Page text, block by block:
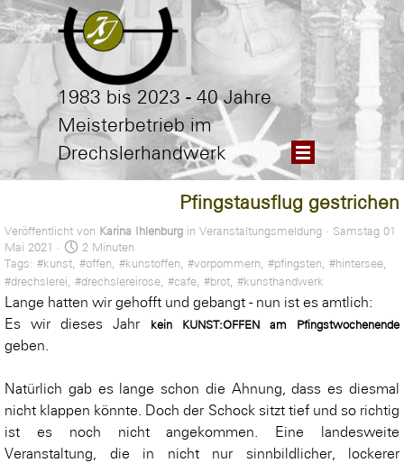
Direkt zum Seiteninhalt
Menü überspringen
1983 bis 2023 - 40 Jahre
Meisterbetrieb im
Drechslerhandwerk
Pfingstausflug gestrichen
Veröffentlicht von Karina Ihlenburg in Veranstaltungsmeldung · Samstag 01
Mai 2021 ·
2 Minuten
Tags: #kunst #offen #kunstoffen #vorpommern #pfingsten #hintersee
#drechslerei #drechslereirose #cafe #brot #kunsthandwerk
Lange hatten wir gehofft und gebangt - nun ist es amtlich:
Es wir dieses Jahr
kein KUNST:OFFEN am Pfingstwochenende
geben.
Natürlich gab es lange schon die Ahnung, dass es diesmal
nicht klappen könnte. Doch der Schock sitzt tief und so richtig
ist es noch nicht angekommen. Eine landesweite
Veranstaltung, die in nicht nur sinnbildlicher, lockerer